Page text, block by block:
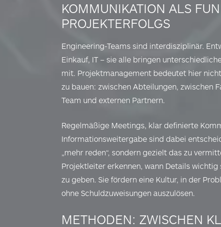
KOMMUNIKATION ALS
PROJEKTERFOLGS
Engineering-Teams sind interdisziplinär.
Einkauf, IT – sie alle bringen
mit. Projektmanagement bedeutet hier
zu bauen: zwischen Abteilungen, zwischen
Team und externen Partnern.
Regelmäßige Meetings, klar definierte
Informationsweitergabe sind dabei
„mehr reden“, sondern gezielt das zu
Projektleiter erkennen, wann Details
zu geben. Sie fördern eine Kultur, in der
ohne Schuldzuweisungen auszulösen.
METHODEN: ZWISCHEN